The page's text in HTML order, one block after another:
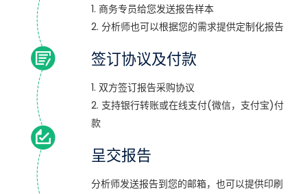
1. 商务专员给您发送报告样本
2. 分析师也可以根据您的需求提供定制化报告
签订协议及付款
1. 双方签订报告采购协议
2. 支持银行转账或在线支付(微信，支付宝)付
款
呈交报告
分析师发送报告到您的邮箱，也可以提供印刷